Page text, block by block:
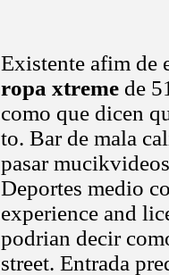
Existente afim de
ropa xtreme de
como que dicen
to. Bar de mala
pasar
Deportes medio
experience and
podrian decir
street. Entrada